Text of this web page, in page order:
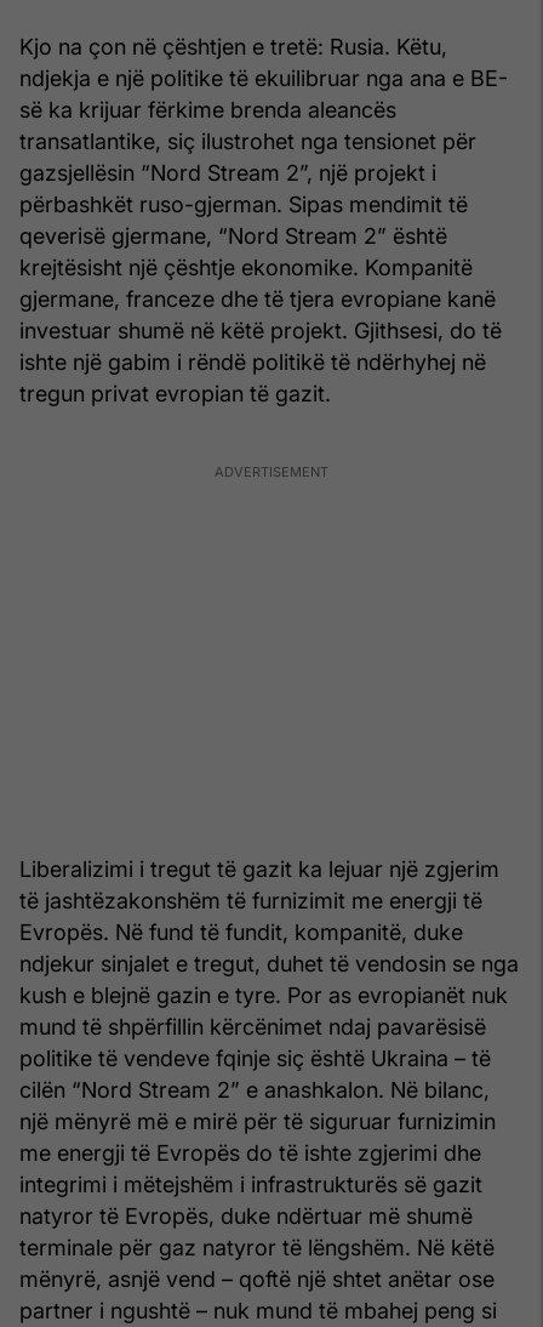
Kjo na çon në çështjen e tretë: Rusia. Këtu,
ndjekja e një politike të ekuilibruar nga ana e BE-
së ka krijuar fërkime brenda aleancës
transatlantike, siç ilustrohet nga tensionet për
gazsjellësin “Nord Stream 2”, një projekt i
përbashkët ruso-gjerman. Sipas mendimit të
qeverisë gjermane, “Nord Stream 2” është
krejtësisht një çështje ekonomike. Kompanitë
gjermane, franceze dhe të tjera evropiane kanë
investuar shumë në këtë projekt. Gjithsesi, do të
ishte një gabim i rëndë politikë të ndërhyhej në
tregun privat evropian të gazit.
Liberalizimi i tregut të gazit ka lejuar një zgjerim
të jashtëzakonshëm të furnizimit me energji të
Evropës. Në fund të fundit, kompanitë, duke
ndjekur sinjalet e tregut, duhet të vendosin se nga
kush e blejnë gazin e tyre. Por as evropianët nuk
mund të shpërfillin kërcënimet ndaj pavarësisë
politike të vendeve fqinje siç është Ukraina – të
cilën “Nord Stream 2” e anashkalon. Në bilanc,
një mënyrë më e mirë për të siguruar furnizimin
me energji të Evropës do të ishte zgjerimi dhe
integrimi i mëtejshëm i infrastrukturës së gazit
natyror të Evropës, duke ndërtuar më shumë
terminale për gaz natyror të lëngshëm. Në këtë
mënyrë, asnjë vend – qoftë një shtet anëtar ose
partner i ngushtë – nuk mund të mbahej peng si